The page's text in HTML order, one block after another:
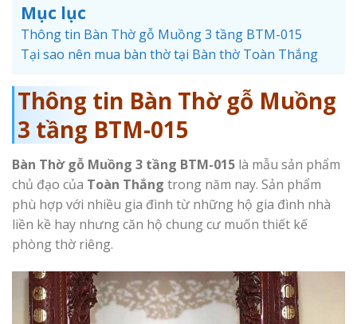
Mục lục
Thông tin Bàn Thờ gỗ Muồng 3 tầng BTM-015
Tại sao nên mua bàn thờ tại Bàn thờ Toàn Thắng
Thông tin Bàn Thờ gỗ Muồng
3 tầng BTM-015
Bàn Thờ gỗ Muồng 3 tầng BTM-015 là mẫu sản phẩm
chủ đạo của Toàn Thắng trong năm nay. Sản phẩm
phù hợp với nhiều gia đình từ những hộ gia đình nhà
liền kề hay nhưng căn hộ chung cư muốn thiết kế
phòng thờ riêng.